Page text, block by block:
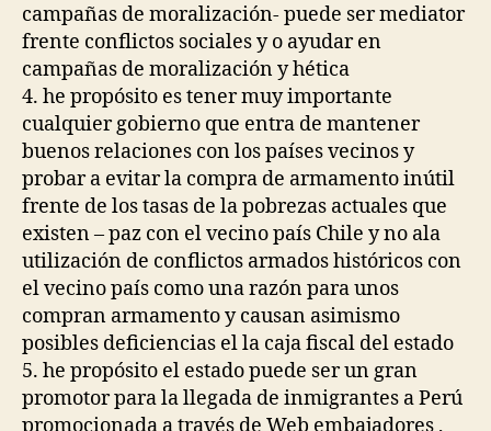
campañas de moralización- puede ser mediator
frente conflictos sociales y o ayudar en
campañas de moralización y hética
4. he propósito es tener muy importante
cualquier gobierno que entra de mantener
buenos relaciones con los países vecinos y
probar a evitar la compra de armamento inútil
frente de los tasas de la pobrezas actuales que
existen – paz con el vecino país Chile y no ala
utilización de conflictos armados históricos con
el vecino país como una razón para unos
compran armamento y causan asimismo
posibles deficiencias el la caja fiscal del estado
5. he propósito el estado puede ser un gran
promotor para la llegada de inmigrantes a Perú